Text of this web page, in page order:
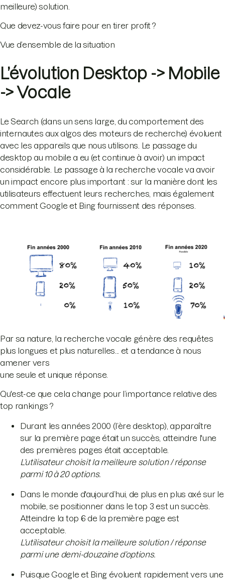
meilleure) solution.
Que devez-vous faire pour en tirer profit ?
Vue d’ensemble de la situation
L’évolution Desktop -> Mobile
-> Vocale
Le Search (dans un sens large, du comportement des
internautes aux algos des moteurs de recherche) évoluent
avec les appareils que nous utilisons. Le passage du
desktop au mobile a eu (et continue à avoir) un impact
considérable. Le passage à la recherche vocale va avoir
un impact encore plus important : sur la manière dont les
utilisateurs effectuent leurs recherches, mais également
comment Google et Bing fournissent des réponses.
Par sa nature, la recherche vocale génère des requêtes
plus longues et plus naturelles... et a tendance à nous
amener vers
une seule et unique réponse.
Qu'est-ce que cela change pour l’importance relative des
top rankings ?
Durant les années 2000 (l’ère desktop), apparaître
sur la première page était un succès, atteindre l'une
des premières pages était acceptable.
L’utilisateur choisit la meilleure solution / réponse
parmi 10 à 20 options.
Dans le monde d'aujourd’hui, de plus en plus axé sur le
mobile, se positionner dans le top 3 est un succès.
Atteindre la top 6 de la première page est
acceptable.
L’utilisateur choisit la meilleure solution / réponse
parmi une demi-douzaine d’options.
Puisque Google et Bing évoluent rapidement vers une